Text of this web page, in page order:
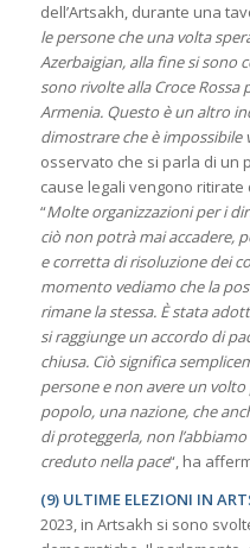
dell’Artsakh, durante una
le persone che una volta
Azerbaigian, alla fine si sono
sono rivolte alla Croce
Armenia. Questo è un altro
dimostrare che è impossibile
osservato che si parla di un
cause legali vengono
“Molte organizzazioni per i
ciò non potrà mai accadere,
e corretta di risoluzione dei
momento vediamo che la
rimane la stessa. È stata
si raggiunge un accordo di
chiusa. Ciò significa
persone e non avere un
popolo, una nazione, che
di proteggerla, non
creduto nella pace“, ha
(9) ULTIME ELEZIONI IN
2023, in Artsakh si sono